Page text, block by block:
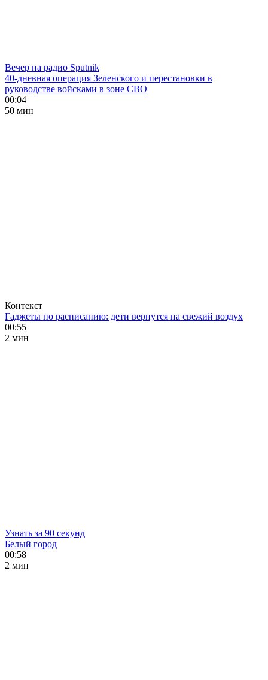
Вечер на радио Sputnik
40-дневная операция Зеленского и перестановки в
руководстве войсками в зоне СВО
00:04
50 мин
Контекст
Гаджеты по расписанию: дети вернутся на свежий воздух
00:55
2 мин
Узнать за 90 секунд
Белый город
00:58
2 мин